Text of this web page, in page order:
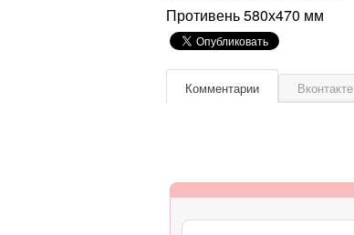
Противень 580х470 мм
Комментарии Вконтакте